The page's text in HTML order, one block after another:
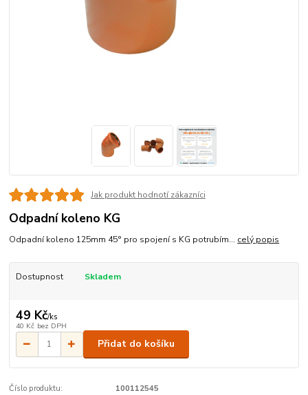
Jak produkt hodnotí zákazníci
Odpadní koleno KG
Odpadní koleno 125mm 45° pro spojení s KG potrubím... celý popis
Dostupnost Skladem
49 Kč/ks
40 Kč bez DPH
Přidat do košíku
Číslo produktu:
100112545